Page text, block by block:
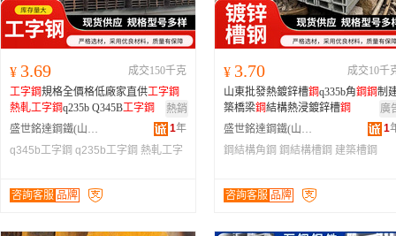
¥ 3.69
成交150千克
工字鋼規格全價格低廠家直供工字鋼
熱軋工字鋼q235b Q345B工字鋼
熱銷
盛世銘達鋼鐵(山東)有限公司
1年
q345b工字鋼 q235b工字鋼 熱軋工字
咨詢客服 品牌
¥ 3.70
成交10千
山東批發熱鍍鋅槽鋼q335b角鋼鋼制
築橋梁鋼結構熱浸鍍鋅槽鋼
廣
盛世銘達鋼鐵(山東)有限公司
1
鋼結構角鋼 鋼結構槽鋼 建築槽鋼
咨詢客服 品牌